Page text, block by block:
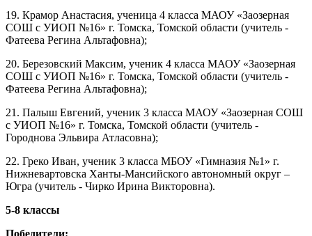
19. Крамор Анастасия, ученица 4 класса МАОУ «Заозерная
СОШ с УИОП №16» г. Томска, Томской области (учитель -
Фатеева Регина Альтафовна);
20. Березовский Максим, ученик 4 класса МАОУ «Заозерная
СОШ с УИОП №16» г. Томска, Томской области (учитель -
Фатеева Регина Альтафовна);
21. Палыш Евгений, ученик 3 класса МАОУ «Заозерная СОШ
с УИОП №16» г. Томска, Томской области (учитель -
Городнова Эльвира Атласовна);
22. Греко Иван, ученик 3 класса МБОУ «Гимназия №1» г.
Нижневартовска Ханты-Мансийского автономный округ –
Югра (учитель - Чирко Ирина Викторовна).
5-8 классы
Победители: